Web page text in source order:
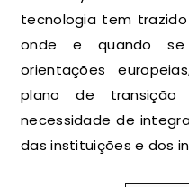
tecnologia tem
onde e quando
orientações
plano de
necessidade de
das instituições e dos